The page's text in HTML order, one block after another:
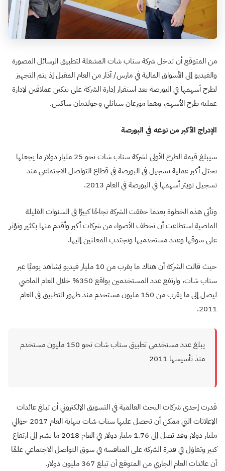
من المتوقع أن تدخل شركة سناب شات المشغلة لتطبيق الرسائل المصورة
والفيديو إلى الأسواق المالية في مارس/ آذار من العام المقبل إذ يتم التجهيز
لطرح أسهمها في البورصة بعد استقرار إدارة الشركة على بنكين عملاقين لإدارة
عملية طرح الأسهم، وهما مورغان ستانلي وجولدمان ساكس.
الإدراج الأكبر من نوعه في البورصة
سيبلغ قيمة الطرح الأولي لشركة سناب شات نحو 25 مليار دولار ما يجعلها
تحتل أكبر عملية تسجيل في البورصة في قطاع التواصل الاجتماعي منذ
تسجيل تويتر أسهمها في البورصة في العام 2013.
وتأتي هذه الخطوة بعدما حققت الشركة نجاحًا كبيرًا في السنوات القليلة
الماضية استطاعت أن تخطف الأضواء من شركات أكبر وأقدم منها بكثير وتؤثر
على سوقها وعدد مستخدميها وتجتذب المعلنين إليها.
حيث قالت الشركة أن هناك ما يقرب من 10 مليار فيديو يُشاهد يوميًا عبر
سناب شات، وارتفع عدد المستخدمين بواقع 350% خلال العام الماضي
ليصل إلى ما يقرب من 150 مليون مستخدم منذ ظهور التطبيق في العام
2011.
يبلغ عدد مستخدمي تطبيق سناب شات نحو 150 مليون مستخدم
منذ تأسيسها 2011
قدرت إحدى شركات البحث العالمية في التسويق الإلكتروني أن تبلغ عائدات
الإعلانات التي ممكن أن تحصل عليها سناب شات بنهاية العام 2017 حوالي
مليار دولار وقد تصل إلى 1.76 مليار دولار في العام 2018 ما يشير إلى ارتفاع
كبير وتفاؤل في قدرة الشركة على المنافسة في سوق التواصل الاجتماعي علمًا
أن عائدات العام الجاري من المتوقع أن تبلغ 367 مليون دولار.